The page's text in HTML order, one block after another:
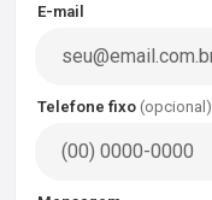
E-mail
Telefone fixo (opcional)